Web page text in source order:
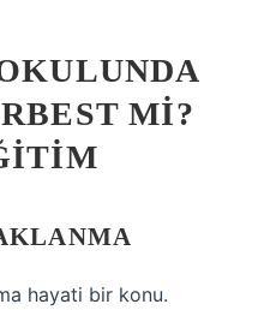
MI?
hayati bir konu.